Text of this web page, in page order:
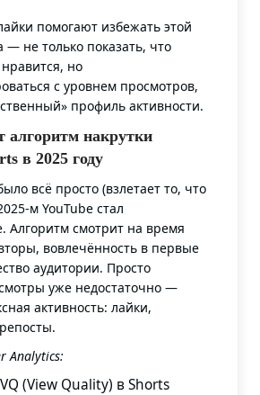
помогают избежать этой
не только показать, что
но
с уровнем просмотров,
профиль активности.
алгоритм накрутки
в 2025 году
всё просто (взлетает то, что
м YouTube стал
Алгоритм смотрит на время
вовлечённость в первые
аудитории. Просто
уже недостаточно —
активность: лайки,
Analytics:
(View Quality) в Shorts